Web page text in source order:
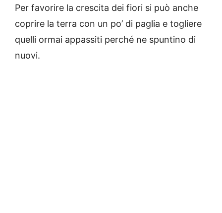
Per favorire la crescita dei fiori si può anche
coprire la terra con un po’ di paglia e togliere
quelli ormai appassiti perché ne spuntino di
nuovi.